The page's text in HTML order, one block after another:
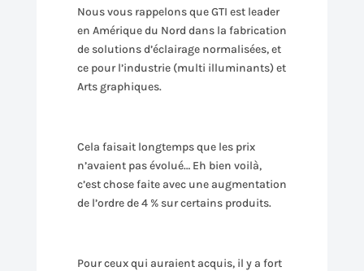
Nous vous rappelons que GTI est leader
en Amérique du Nord dans la fabrication
de solutions d’éclairage normalisées, et
ce pour l’industrie (multi illuminants) et
Arts graphiques.
Cela faisait longtemps que les prix
n’avaient pas évolué… Eh bien voilà,
c’est chose faite avec une augmentation
de l’ordre de 4 % sur certains produits.
Pour ceux qui auraient acquis, il y a fort